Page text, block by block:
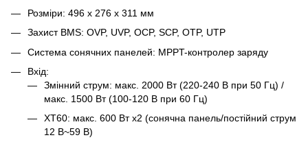
Розміри: 496 х 276 х 311 мм
Захист BMS: OVP, UVP, OCP, SCP, OTP, UTP
Система сонячних панелей: MPPT-контролер заряду
Вхід:
Змінний струм: макс. 2000 Вт (220-240 В при 50 Гц) /
макс. 1500 Вт (100-120 В при 60 Гц)
XT60: макс. 600 Вт х2 (сонячна панель/постійний струм
12 В~59 В)